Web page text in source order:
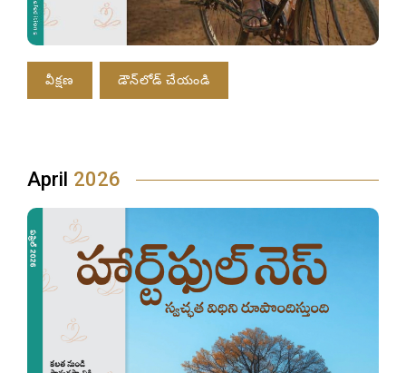
వీక్షణ డౌన్‌లోడ్ చేయండి
April 2026